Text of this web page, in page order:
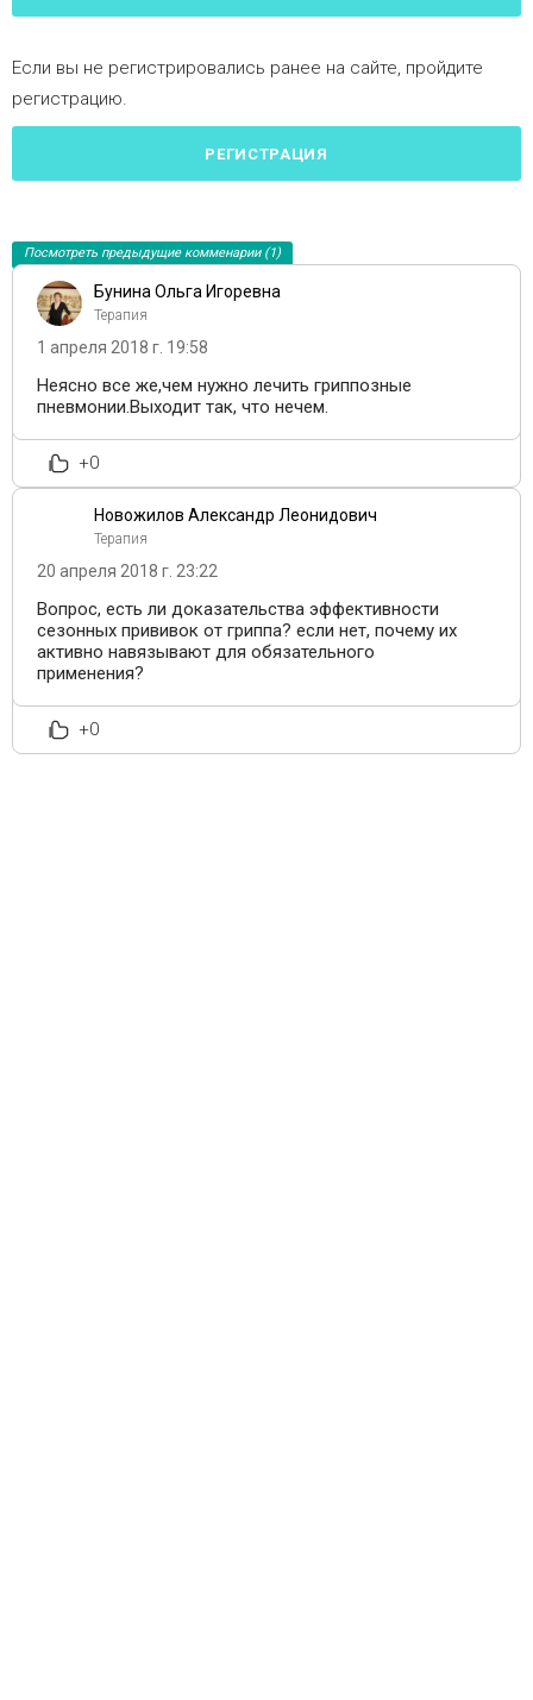
Если вы не регистрировались ранее на сайте, пройдите
регистрацию.
РЕГИСТРАЦИЯ
Посмотреть предыдущие комменарии (1)
Бунина Ольга Игоревна
Терапия
1 апреля 2018 г. 19:58
Неясно все же,чем нужно лечить гриппозные
пневмонии.Выходит так, что нечем.
+0
Новожилов Александр Леонидович
Терапия
20 апреля 2018 г. 23:22
Вопрос, есть ли доказательства эффективности
сезонных прививок от гриппа? если нет, почему их
активно навязывают для обязательного
применения?
+0